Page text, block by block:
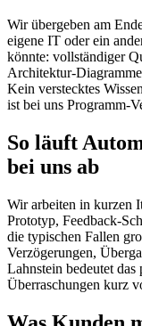
Wir übergeben am
eigene IT oder ein
könnte: vollständiger
Architektur-
Kein verstecktes
ist bei uns Programm-
So läuft
bei uns ab
Wir arbeiten in kurzen
Prototyp, Feedback-
die typischen Fallen
Verzögerungen,
Lahnstein bedeutet
Überraschungen kurz